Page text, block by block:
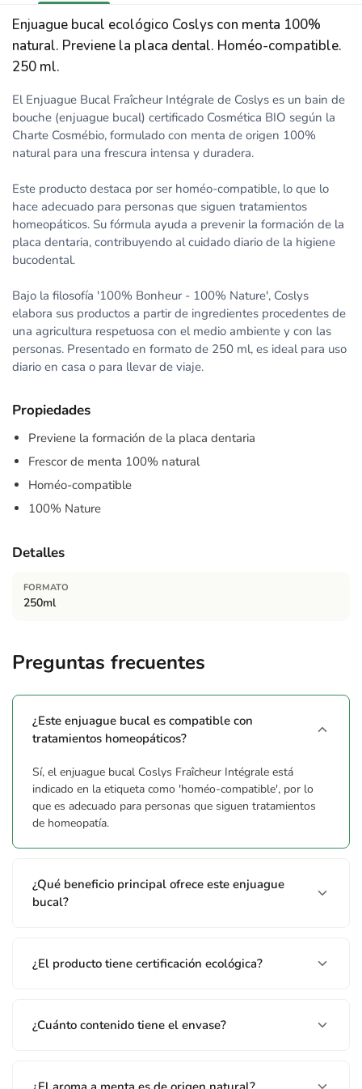
Enjuague bucal ecológico Coslys con menta 100%
natural. Previene la placa dental. Homéo-compatible.
250 ml.
El Enjuague Bucal Fraîcheur Intégrale de Coslys es un bain de
bouche (enjuague bucal) certificado Cosmética BIO según la
Charte Cosmébio, formulado con menta de origen 100%
natural para una frescura intensa y duradera.
Este producto destaca por ser homéo-compatible, lo que lo
hace adecuado para personas que siguen tratamientos
homeopáticos. Su fórmula ayuda a prevenir la formación de la
placa dentaria, contribuyendo al cuidado diario de la higiene
bucodental.
Bajo la filosofía '100% Bonheur - 100% Nature', Coslys
elabora sus productos a partir de ingredientes procedentes de
una agricultura respetuosa con el medio ambiente y con las
personas. Presentado en formato de 250 ml, es ideal para uso
diario en casa o para llevar de viaje.
Propiedades
Previene la formación de la placa dentaria
Frescor de menta 100% natural
Homéo-compatible
100% Nature
Detalles
FORMATO
250ml
Preguntas frecuentes
¿Este enjuague bucal es compatible con
tratamientos homeopáticos?
Sí, el enjuague bucal Coslys Fraîcheur Intégrale está
indicado en la etiqueta como 'homéo-compatible', por lo
que es adecuado para personas que siguen tratamientos
de homeopatía.
¿Qué beneficio principal ofrece este enjuague
bucal?
¿El producto tiene certificación ecológica?
¿Cuánto contenido tiene el envase?